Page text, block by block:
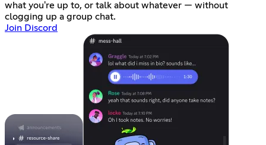
what you're up to, or talk about whatever — without
clogging up a group chat.
Join Discord